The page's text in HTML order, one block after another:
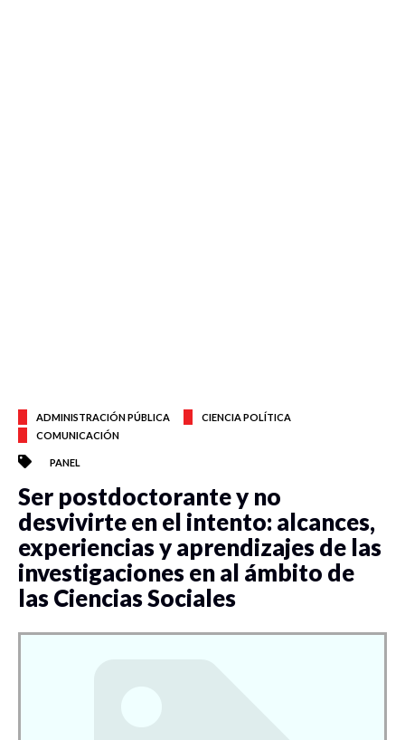
ADMINISTRACIÓN PÚBLICA
CIENCIA POLÍTICA
COMUNICACIÓN
PANEL
Ser postdoctorante y no
desvivirte en el intento: alcances,
experiencias y aprendizajes de las
investigaciones en al ámbito de
las Ciencias Sociales